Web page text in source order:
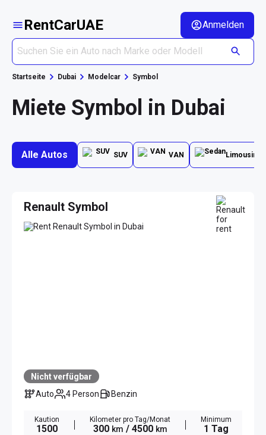
RentCarUAE Anmelden
Startseite Dubai Modelcar Symbol
Miete Symbol in Dubai
Alle Autos SUV VAN Limousine
Renault Symbol
Nicht verfügbar
Auto
4 Person Benzin
Kaution
1500
Kilometer pro Tag/Monat
300 km / 4500 km
Minimum
1 Tag